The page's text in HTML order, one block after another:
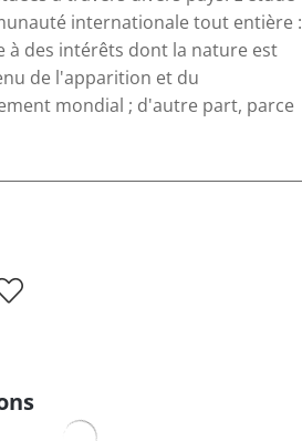
internationale tout entière :
des intérêts dont la nature est
de l'apparition et du
mondial ; d'autre part, parce